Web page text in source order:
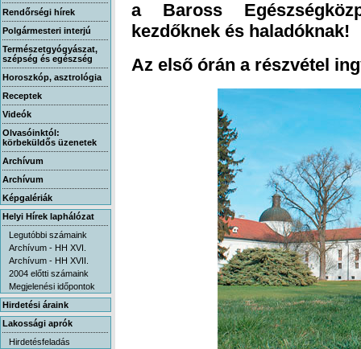
Rendőrségi hírek
Polgármesteri interjú
Természetgyógyászat,
szépség és egészség
Horoszkóp, asztrológia
Receptek
Videók
Olvasóinktól:
körbeküldős üzenetek
Archívum
Archívum
Képgalériák
Helyi Hírek laphálózat
Legutóbbi számaink
Archívum - HH XVI.
Archívum - HH XVII.
2004 előtti számaink
Megjelenési időpontok
Hirdetési áraink
Lakossági aprók
Hirdetésfeladás
kezdőknek és haladóknak!
Az első órán a részvétel